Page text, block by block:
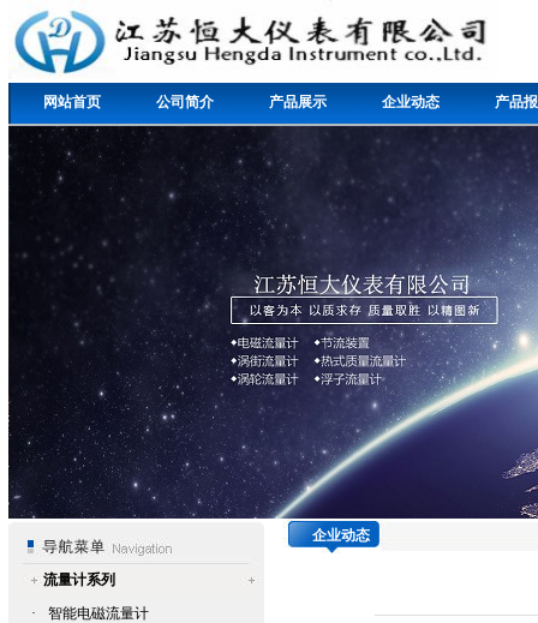
网站首页 公司简介 产品展示 企业动态 产品
流量计系列
·
智能电磁流量计
企业动态